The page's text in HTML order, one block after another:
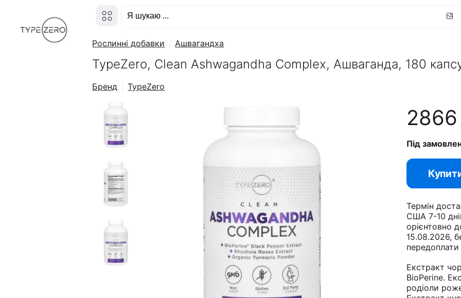
Рослинні добавки Ашвагандха
TypeZero, Clean Ashwagandha Complex, Ашваганда, 180
Бренд TypeZero
2866
Під
Термін
США 7-10
орієнтовно
15.08.2026,
передоплати
Екстракт
BioPerine.
родіоли